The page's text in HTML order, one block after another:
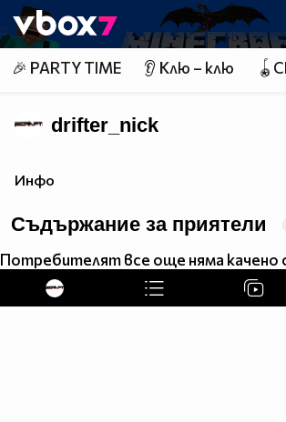
Member of
👾
🎉 PARTY TIME 👂 Клю – клю
drifter_nick
Инфо
Съдържание за приятели
Потребителят все още няма качено